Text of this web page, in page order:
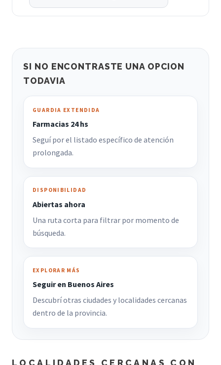
SI NO ENCONTRASTE UNA OPCION
TODAVIA
GUARDIA EXTENDIDA
Farmacias 24 hs
Seguí por el listado específico de atención
prolongada.
DISPONIBILIDAD
Abiertas ahora
Una ruta corta para filtrar por momento de
búsqueda.
EXPLORAR MÁS
Seguir en Buenos Aires
Descubrí otras ciudades y localidades cercanas
dentro de la provincia.
LOCALIDADES CERCANAS CON